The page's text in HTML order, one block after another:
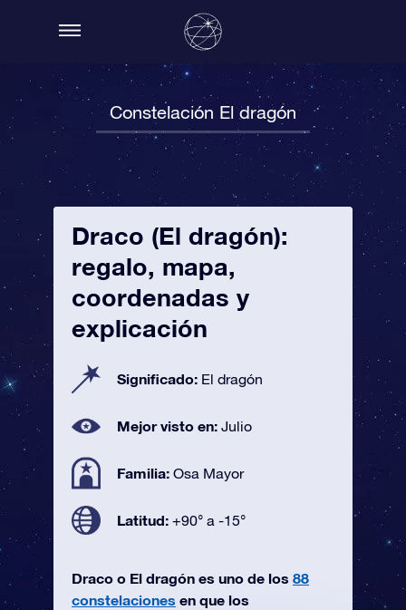
Constelación El dragón
Draco (El dragón):
regalo, mapa,
coordenadas y
explicación
Significado: El dragón
Mejor visto en: Julio
Familia: Osa Mayor
Latitud: +90° a -15°
Draco o El dragón es uno de los 88
constelaciones en que los